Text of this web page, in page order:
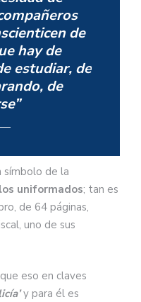
de
hay de
estudiar, de
de
símbolo de la
uniformados; tan es
de 64 páginas,
uno de sus
eso en claves
y para él es